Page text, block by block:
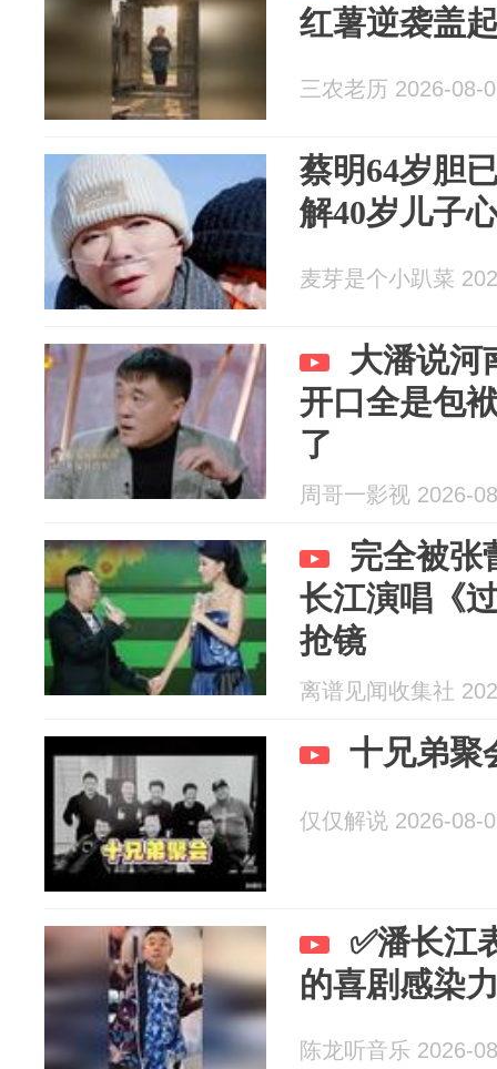
红薯逆袭盖
三农老历 2026-08-
蔡明64岁胆
解40岁儿子
麦芽是个小趴菜
大潘说河
开口全是包
了
周哥一影视 2026-
完全被张
长江演唱《
抢镜
离谱见闻收集社
十兄弟聚
仅仅解说 2026-08-
✅潘长江
的喜剧感染
陈龙听音乐 2026-